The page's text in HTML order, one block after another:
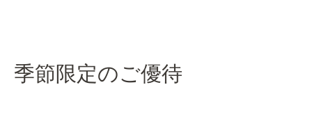
季節限定のご優待